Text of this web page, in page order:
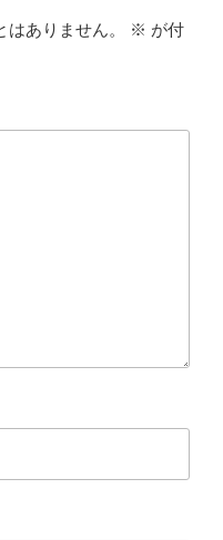
ありません。 ※ が付